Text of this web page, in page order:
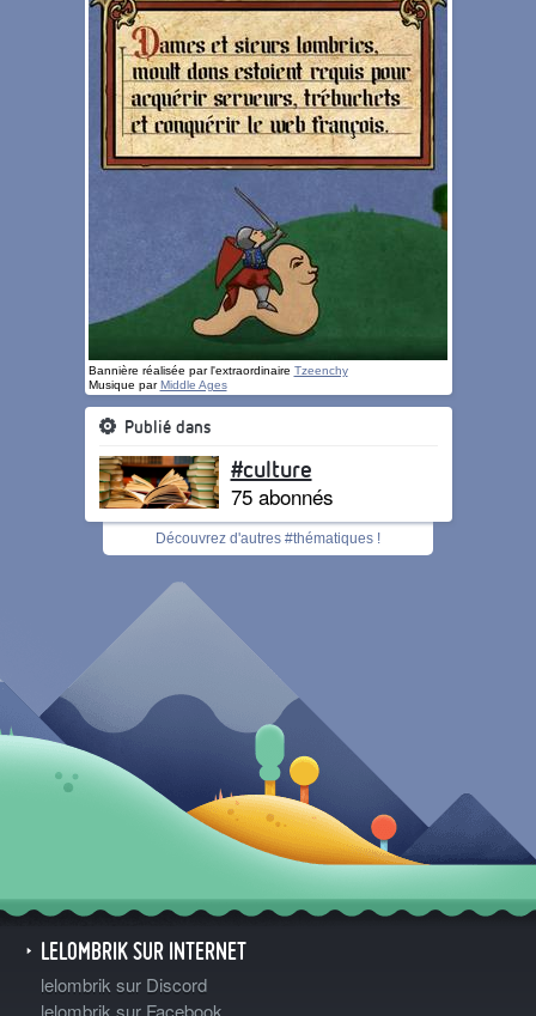
Bannière réalisée par l'extraordinaire Tzeenchy
Musique parMiddle Ages
Publié dans
#culture
75 abonnés
Découvrez d'autres #thématiques !
LELOMBRIK SUR INTERNET
lelombrik sur Discord
lelombrik sur Facebook